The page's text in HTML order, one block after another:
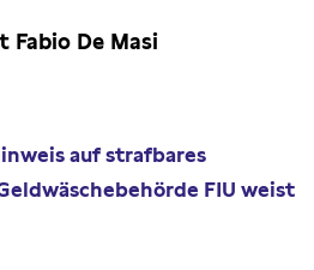
Fabio De Masi
auf strafbares
FIU weist